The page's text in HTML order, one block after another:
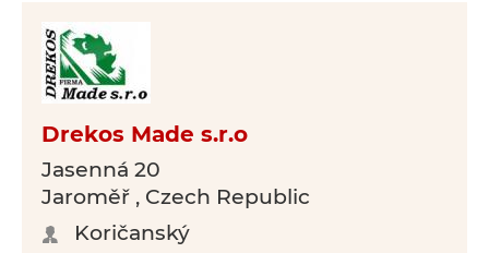
Drekos Made s.r.o
Jasenná 20
Jaroměř , Czech Republic
Koričanský